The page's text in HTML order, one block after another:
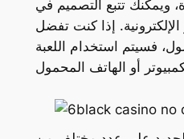
ويمكنك تتبع التصميم في
إذا كنت تفضل
فسيتم استخدام اللعبة